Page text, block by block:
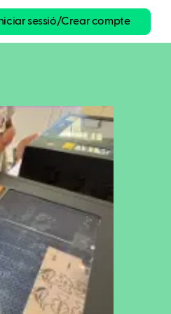
sessió/Crear compte